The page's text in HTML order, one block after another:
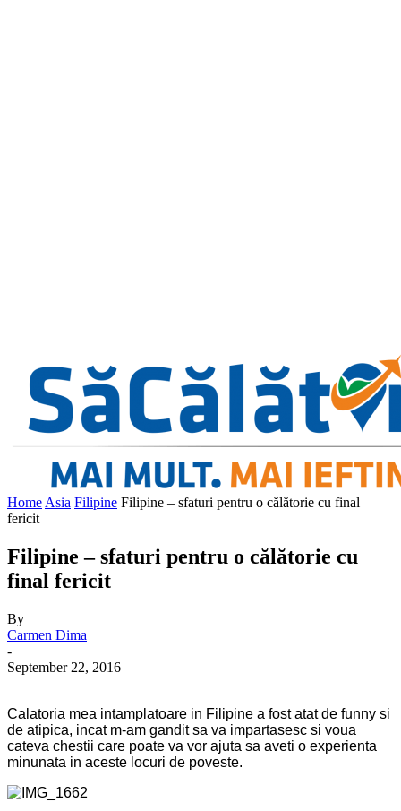
Home Asia Filipine Filipine – sfaturi pentru o călătorie cu final
fericit
Filipine – sfaturi pentru o călătorie cu
final fericit
By
Carmen Dima
-
September 22, 2016
Calatoria mea intamplatoare in Filipine a fost atat de funny si
de atipica, incat m-am gandit sa va impartasesc si voua
cateva chestii care poate va vor ajuta sa aveti o experienta
minunata in aceste locuri de poveste.